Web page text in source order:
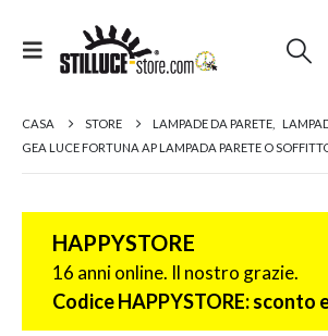
CASA STORE LAMPADE DA PARETE
GEA LUCE FORTUNA AP LAMPADA PARETE O
HAPPYSTORE
16 anni online. Il nostro grazie.
Codice HAPPYSTORE: sconto